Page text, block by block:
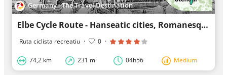
Germany - The Travel Destination
Elbe Cycle Route - Hanseatic cities, Romanesque architecture and untouched nature of the Altmark
Ruta ciclista recreatiu · 0 ·
74,2 km 231 m 04h56 Medium